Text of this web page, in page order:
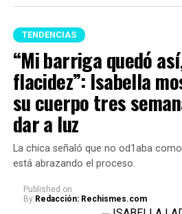
cama. Para el Feng Shui, este
lo más despejado posible para
permitir que la energía circule
5 Para finalizar,se recomienda
principal de la casa nada que
Cualquier elemento allí puede
desorden y dificultar el ingreso de
oportunidades, según esta
internacionales estarán
destacan las de
Secretaría General
Guatemala, México, Alemania,
y Uruguay.
Además, ya se confirmó la
Estado a la ceremonia. Ellos son: J
Kast, de Chile; Santiago Peña,
Raúl Mulino, de Panamá; Luis
República Dominicana; Nasry
y Gilmar Pisas, de Curazao, en
TENDENCIAS
“Mi barriga quedó
flacidez”: Isabella
su cuerpo tres
dar a luz
La chica señaló que no od1aba
está abrazando el proceso.
Published on
By Redacción: Rechismes.com